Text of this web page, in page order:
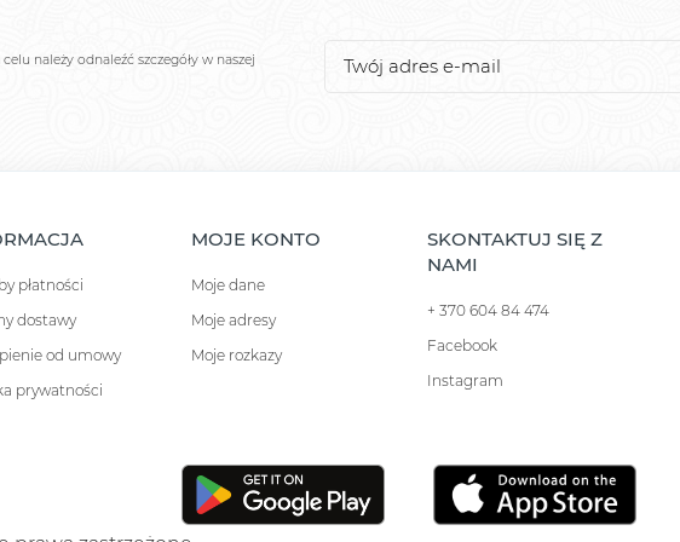
należy odnaleźć szczegóły w naszej
płatności
dostawy
od umowy
prywatności
MOJE KONTO
Moje dane
Moje adresy
Moje rozkazy
SKONTAKTUJ SIĘ Z
NAMI
+ 370 604 84 474
Facebook
Instagram